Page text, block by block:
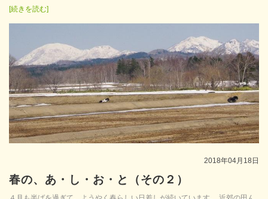
[続きを読む]
2018年04月18日
春の、あ・し・お・と（その２）